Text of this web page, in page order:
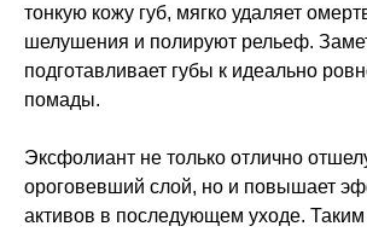
тонкую кожу губ, мягко удаляет
шелушения и полируют рельеф.
подготавливает губы к идеально
помады.
Эксфолиант не только отлично
ороговевший слой, но и повышает
активов в последующем уходе.